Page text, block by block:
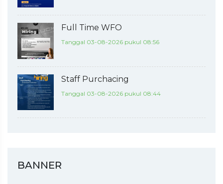
Full Time WFO
Tanggal 03-08-2026 pukul 08:56
Staff Purchacing
Tanggal 03-08-2026 pukul 08:44
BANNER